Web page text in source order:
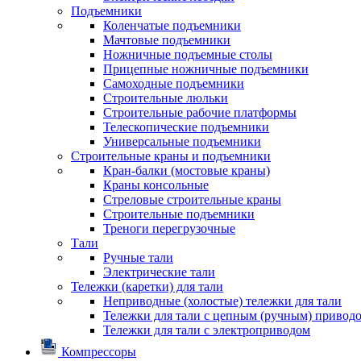
Подъемники
Коленчатые подъемники
Мачтовые подъемники
Ножничные подъемные столы
Прицепные ножничные подъемники
Самоходные подъемники
Строительные люльки
Строительные рабочие платформы
Телескопические подъемники
Универсальные подъемники
Строительные краны и подъемники
Кран-балки (мостовые краны)
Краны консольные
Стреловые строительные краны
Строительные подъемники
Треноги перегрузочные
Тали
Ручные тали
Электрические тали
Тележки (каретки) для тали
Неприводные (холостые) тележки для тали
Тележки для тали с цепным (ручным)
Тележки для тали с электроприводом
Компрессоры